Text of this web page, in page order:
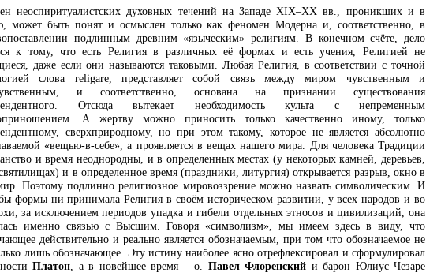
неоспиритуалистских духовных течений на Западе XIX–XX вв., проникших и в
может быть понят и осмыслен только как феномен Модерна и, соответственно, в
подлинным древним «языческим» религиям. В конечном счёте, дело
к тому, что есть Религия в различных её формах и есть учения, Религией не
даже если они называются таковыми. Любая Религия, в соответствии с точной
слова religare, представляет собой связь между миром чувственным и
и соответственно, основана на признании существования
Отсюда вытекает необходимость культа с непременным
А жертву можно приносить только качественно иному, только
сверхприродному, но при этом такому, которое не является абсолютно
«вещью-в-себе», а проявляется в вещах нашего мира. Для человека Традиции
и время неоднородны, и в определенных местах (у некоторых камней, деревьев,
и в определенное время (праздники, литургия) открывается разрыв, окно в
Поэтому подлинно религиозное мировоззрение можно назвать символическим. И
формы ни принимала Религия в своём историческом развитии, у всех народов и во
за исключением периодов упадка и гибели отдельных этносов и цивилизаций, она
именно связью с Высшим. Говоря «символизм», мы имеем здесь в виду, что
действительно и реально является обозначаемым, при том что обозначаемое не
лишь обозначающее. Эту истину наиболее ясно отрефлексировал и сформулировал
Платон, а в новейшее время – о. Павел Флоренский и барон Юлиус Чезаре